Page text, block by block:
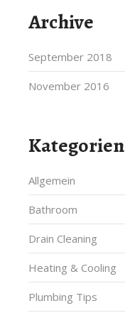
Archive
September 2018
November 2016
Kategorien
Allgemein
Bathroom
Drain Cleaning
Heating & Cooling
Plumbing Tips